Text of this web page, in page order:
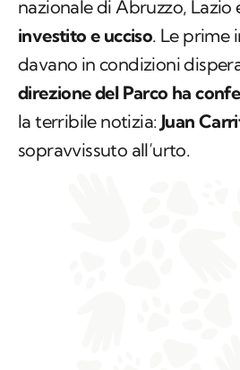
nazionale di Abruzzo, Lazio
investito e ucciso. Le prime
davano in condizioni
direzione del Parco ha
la terribile notizia: Juan
sopravvissuto all’urto.